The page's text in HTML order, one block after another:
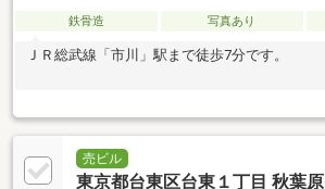
鉄骨造 写真あり
ＪＲ総武線「市川」駅まで徒歩7分です。
売ビル
東京都台東区台東１丁目 秋葉原